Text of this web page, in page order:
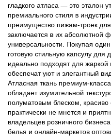
гладкого атласа — это эталон
премиального стиля в
преимущество пижам-троек
заключается в их абсолютной
универсальности. Покупая
готовую стильную капсулу для
идеально подходят для
обеспечат уют и элегантный
Атласная ткань премиум-
обладает изумительной
полуматовым блеском, красиво
практически не мнется и
владельцев розничного
белья и онлайн-маркетов